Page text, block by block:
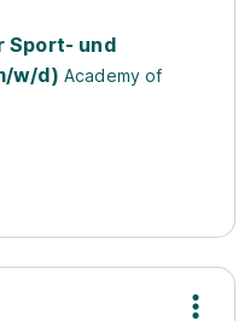
Sport- und
w/d) Academy of